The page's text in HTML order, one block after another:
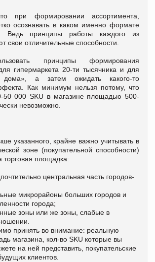
при формировании ассортимента,
осознавать в каком именно формате
Ведь принципы работы каждого из
свои отличительные способности.
принципы формирования
гипермаркета 20-ти тысячника и для
а затем ожидать какого-то
Как минимум нельзя потому, что
50 000 SKU в магазине площадью 500-
невозможно.
указанного, крайне важно учитывать в
зоне (покупательной способности)
торговая площадка:
центральная часть городов-
микрорайоны больших городов и
города;
зоны или же зоны, слабые в
принять во внимание: реальную
магазина, кол-во SKU которые вы
на ней представить, покупательские
клиентов.